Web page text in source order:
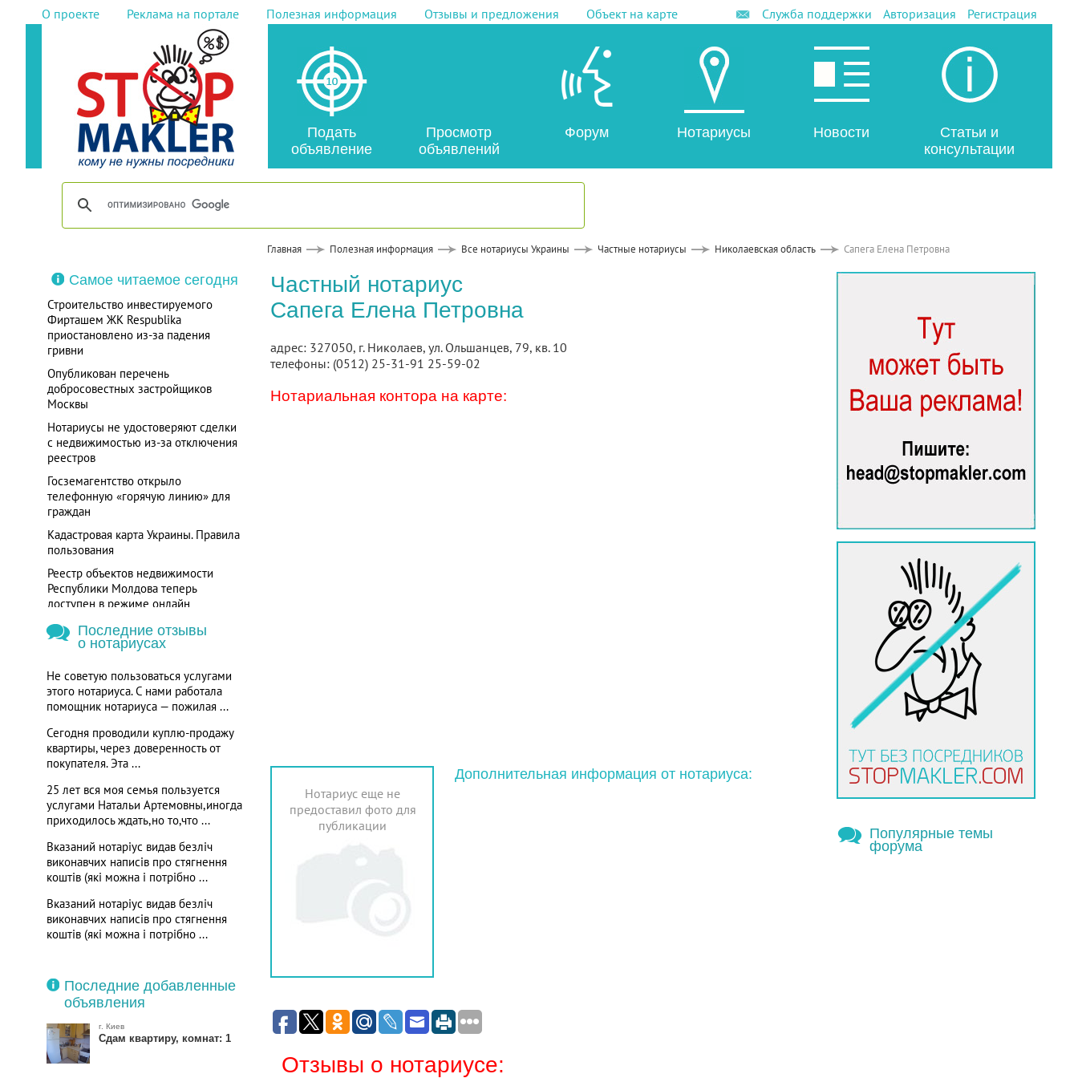
О проекте Реклама на портале Полезная информация Отзывы и предложения Объект на карте Служба поддержки Авторизация Регистрация
Подать
объявление
Просмотр
объявлений
Форум Нотариусы Новости
Статьи и
консультации
Главная Полезная информация Все нотариусы Украины Частные нотариусы Николаевская область Сапега Елена Петровна
Самое читаемое сегодня
Строительство инвестируемого
Фирташем ЖК Respublika
приостановлено из-за падения
гривни
Опубликован перечень
добросовестных застройщиков
Москвы
Нотариусы не удостоверяют сделки
с недвижимостью из-за отключения
реестров
Госземагентство открыло
телефонную «горячую линию» для
граждан
Кадастровая карта Украины. Правила
пользования
Реестр объектов недвижимости
Республики Молдова теперь
доступен в режиме онлайн
Последние отзывы
о нотариусах
Не советую пользоваться услугами
этого нотариуса. С нами работала
помощник нотариуса — пожилая ...
Сегодня проводили куплю-продажу
квартиры, через доверенность от
покупателя. Эта ...
25 лет вся моя семья пользуется
услугами Натальи Артемовны,иногда
приходилось ждать,но то,что ...
Вказаний нотаріус видав безліч
виконавчих написів про стягнення
коштів (які можна і потрібно ...
Вказаний нотаріус видав безліч
виконавчих написів про стягнення
коштів (які можна і потрібно ...
Последние добавленные
объявления
г. Киев
Сдам квартиру, комнат: 1
Частный нотариус
Сапега Елена Петровна
адрес: 327050, г. Николаев, ул. Ольшанцев, 79, кв. 10
телефоны: (0512) 25-31-91 25-59-02
Нотариальная контора на карте:
Дополнительная информация от нотариуса:
Нотариус еще не
предоставил фото для
публикации
Отзывы о нотариусе:
Популярные темы
форума